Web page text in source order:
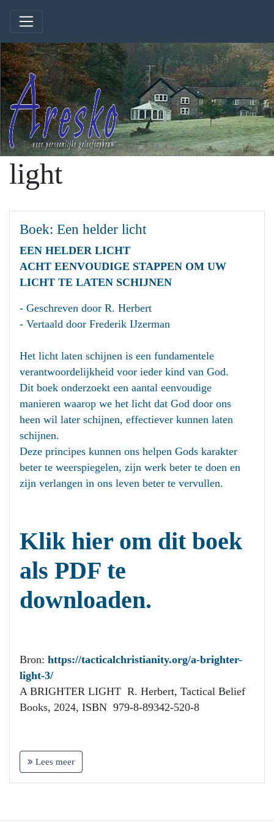
light
Boek: Een helder licht
EEN HELDER LICHT
ACHT EENVOUDIGE STAPPEN OM UW
LICHT TE LATEN SCHIJNEN
- Geschreven door R. Herbert
- Vertaald door Frederik IJzerman
Het licht laten schijnen is een fundamentele
verantwoordelijkheid voor ieder kind van God.
Dit boek onderzoekt een aantal eenvoudige
manieren waarop we het licht dat God door ons
heen wil later schijnen, effectiever kunnen laten
schijnen.
Deze principes kunnen ons helpen Gods karakter
beter te weerspiegelen, zijn werk beter te doen en
zijn verlangen in ons leven beter te vervullen.
Klik hier om dit boek
als PDF te
downloaden.
Bron: https://tacticalchristianity.org/a-brighter-
light-3/
A BRIGHTER LIGHT R. Herbert, Tactical Belief
Books, 2024, ISBN 979-8-89342-520-8
Lees meer